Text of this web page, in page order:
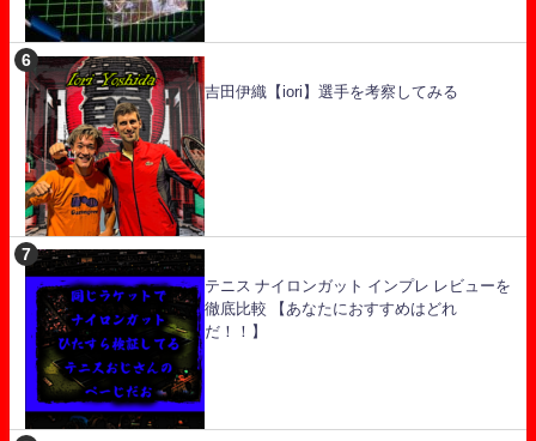
吉田伊織【iori】選手を考察してみる
テニス ナイロンガット インプレ レビューを
徹底比較 【あなたにおすすめはどれ
だ！！】